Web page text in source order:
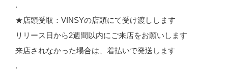
.
★店頭受取：VINSYの店頭にて受け渡しします
リリース日から2週間以内にご来店をお願いします
来店されなかった場合は、着払いで発送します
.